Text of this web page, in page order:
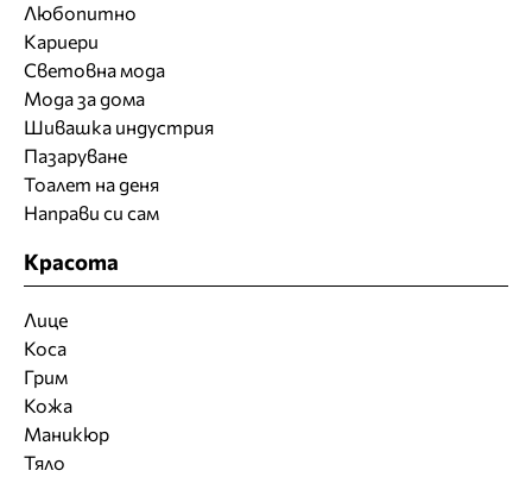
Любопитно
Кариери
Световна мода
Мода за дома
Шивашка индустрия
Пазаруване
Тоалет на деня
Направи си сам
Красота
Лице
Коса
Грим
Кожа
Маникюр
Тяло